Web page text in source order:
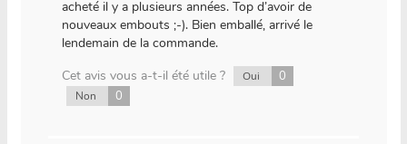
acheté il y a plusieurs années. Top d’avoir de
nouveaux embouts ;-). Bien emballé, arrivé le
lendemain de la commande.
Cet avis vous a-t-il été utile ?
Oui 0
Non 0